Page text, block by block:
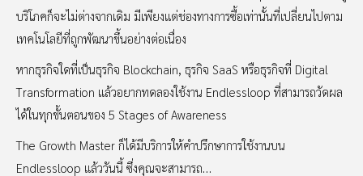
บริโภคก็จะไม่ต่างจากเดิม มีเพียงแต่ช่องทางการซื้อเท่านั้นที่เปลี่ยนไปตาม
เทคโนโลยีที่ถูกพัฒนาขึ้นอย่างต่อเนื่อง
หากธุรกิจใดที่เป็นธุรกิจ Blockchain, ธุรกิจ SaaS หรือธุรกิจที่ Digital
Transformation แล้วอยากทดลองใช้งาน Endlessloop ที่สามารถวัดผล
ได้ในทุกขั้นตอนของ 5 Stages of Awareness
The Growth Master ก็ได้มีบริการให้คำปรึกษาการใช้งานบน
Endlessloop แล้ววันนี้ ซึ่งคุณจะสามารถ…